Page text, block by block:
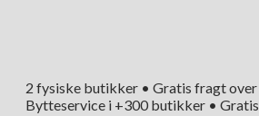
2 fysiske butikker • Gratis fragt over
Bytteservice i +300 butikker •